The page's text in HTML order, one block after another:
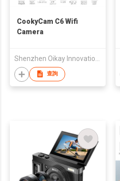
CookyCam C6 Wifi
Camera
查詢